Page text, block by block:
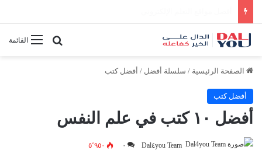
القائمةبحث عن
الصفحة الرئيسية / سلسلة أفضل / أفضل كتب
أفضل كتب
أفضل ١٠ كتب في علم النفس
Dal٤you Team ٠ ٥٬٩٥٠